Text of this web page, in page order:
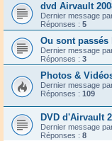
dvd Airvault
Dernier message
Réponses : 5
Ou sont passés
Dernier message
Réponses : 3
Photos &
Dernier message
Réponses : 109
DVD d'Airvault
Dernier message
Réponses : 8